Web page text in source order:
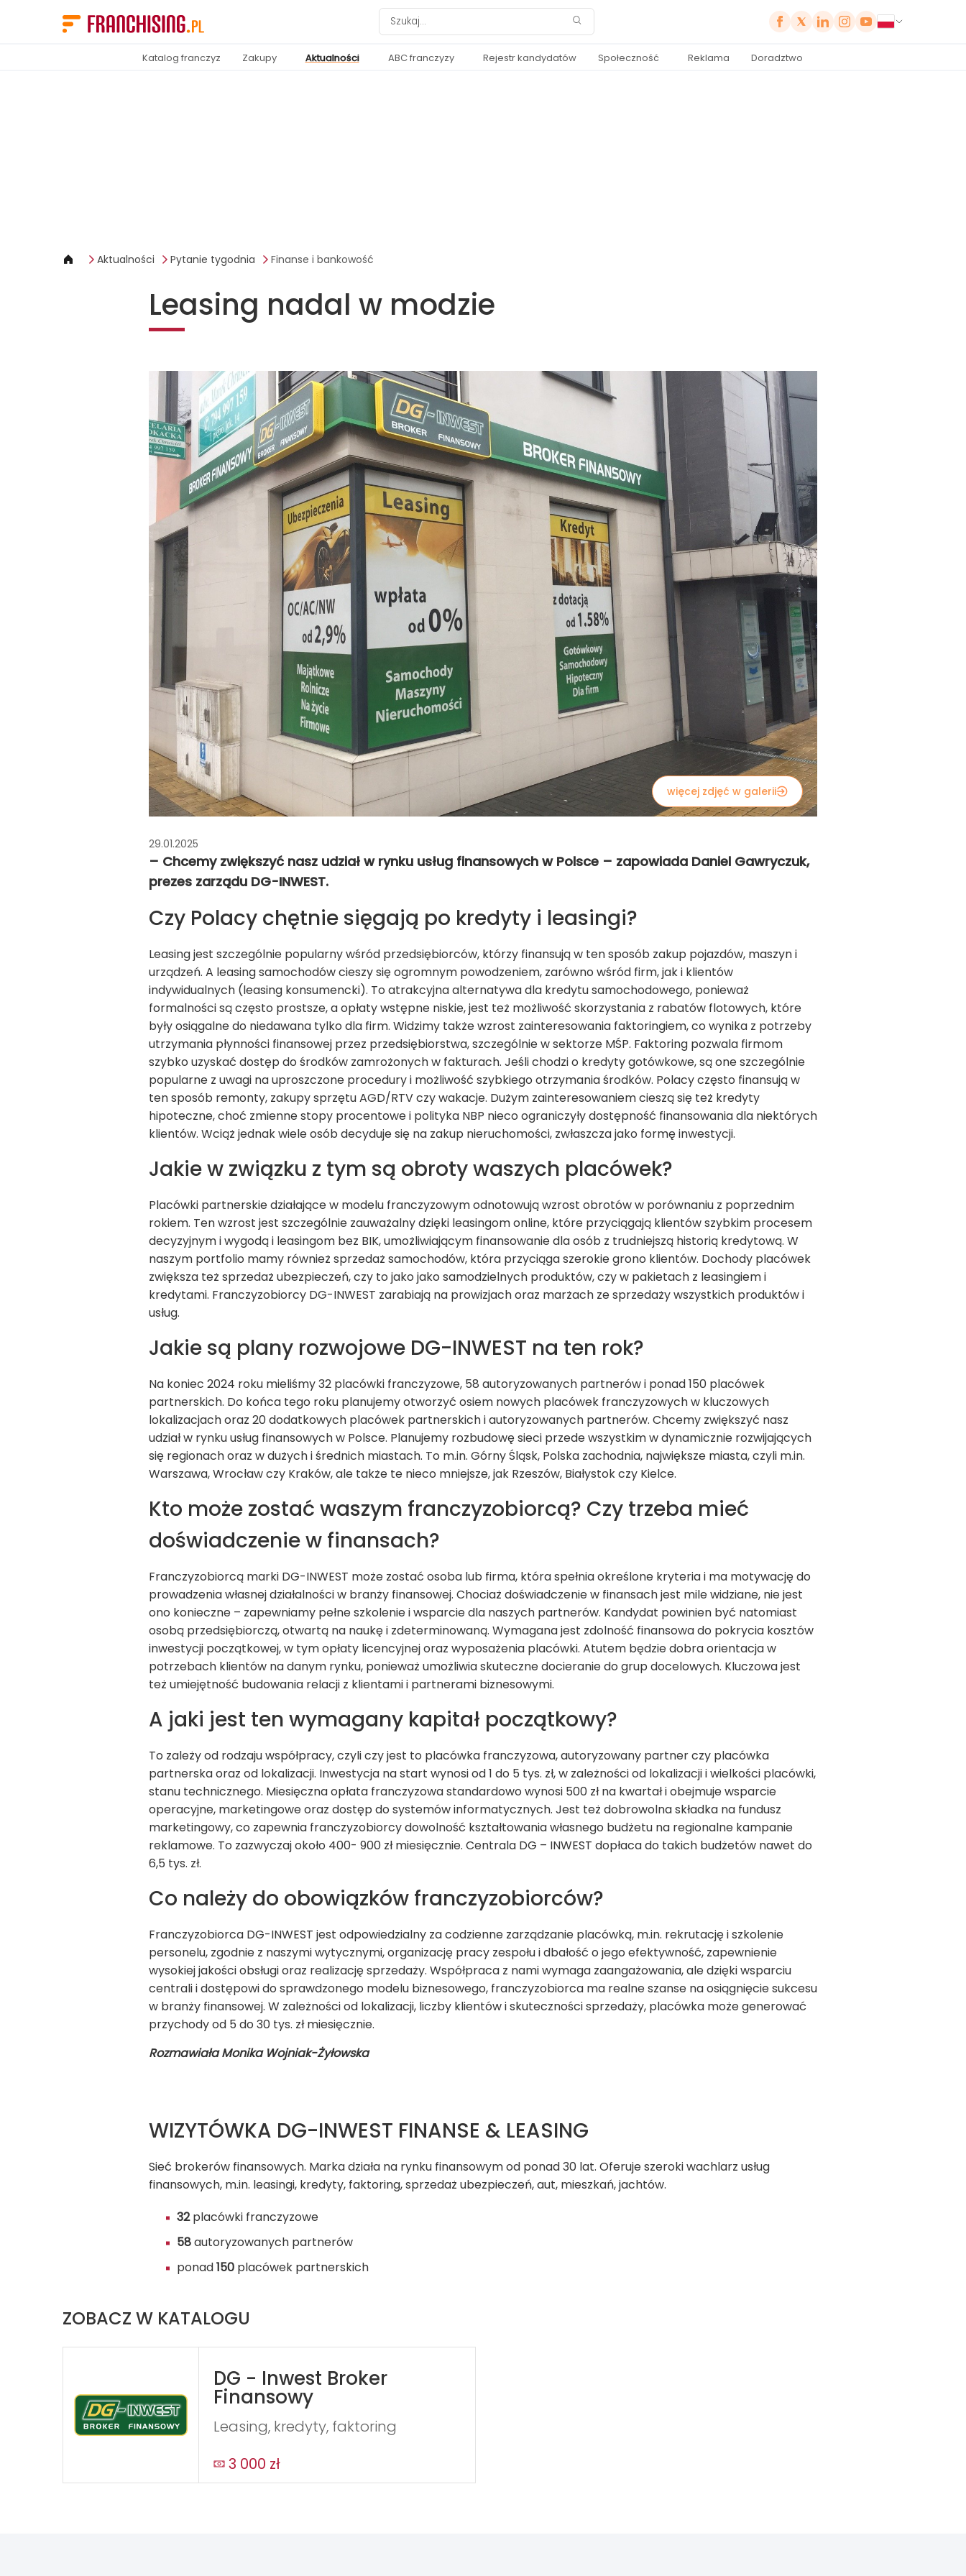
Katalog franczyz Zakupy Aktualności ABC franczyzy Rejestr kandydatów Społeczność Reklama Doradztwo
Aktualności Pytanie tygodnia Finanse i bankowość
Leasing nadal w modzie
więcej zdjęć w galerii
29.01.2025
– Chcemy zwiększyć nasz udział w rynku usług finansowych w Polsce – zapowiada Daniel Gawryczuk,
prezes zarządu DG-INWEST.
Czy Polacy chętnie sięgają po kredyty i leasingi?
Leasing jest szczególnie popularny wśród przedsiębiorców, którzy finansują w ten sposób zakup pojazdów, maszyn i
urządzeń. A leasing samochodów cieszy się ogromnym powodzeniem, zarówno wśród firm, jak i klientów
indywidualnych (leasing konsumencki). To atrakcyjna alternatywa dla kredytu samochodowego, ponieważ
formalności są często prostsze, a opłaty wstępne niskie, jest też możliwość skorzystania z rabatów flotowych, które
były osiągalne do niedawana tylko dla firm. Widzimy także wzrost zainteresowania faktoringiem, co wynika z potrzeby
utrzymania płynności finansowej przez przedsiębiorstwa, szczególnie w sektorze MŚP. Faktoring pozwala firmom
szybko uzyskać dostęp do środków zamrożonych w fakturach. Jeśli chodzi o kredyty gotówkowe, są one szczególnie
popularne z uwagi na uproszczone procedury i możliwość szybkiego otrzymania środków. Polacy często finansują w
ten sposób remonty, zakupy sprzętu AGD/RTV czy wakacje. Dużym zainteresowaniem cieszą się też kredyty
hipoteczne, choć zmienne stopy procentowe i polityka NBP nieco ograniczyły dostępność finansowania dla niektórych
klientów. Wciąż jednak wiele osób decyduje się na zakup nieruchomości, zwłaszcza jako formę inwestycji.
Jakie w związku z tym są obroty waszych placówek?
Placówki partnerskie działające w modelu franczyzowym odnotowują wzrost obrotów w porównaniu z poprzednim
rokiem. Ten wzrost jest szczególnie zauważalny dzięki leasingom online, które przyciągają klientów szybkim procesem
decyzyjnym i wygodą i leasingom bez BIK, umożliwiającym finansowanie dla osób z trudniejszą historią kredytową. W
naszym portfolio mamy również sprzedaż samochodów, która przyciąga szerokie grono klientów. Dochody placówek
zwiększa też sprzedaż ubezpieczeń, czy to jako jako samodzielnych produktów, czy w pakietach z leasingiem i
kredytami. Franczyzobiorcy DG-INWEST zarabiają na prowizjach oraz marżach ze sprzedaży wszystkich produktów i
usług.
Jakie są plany rozwojowe DG-INWEST na ten rok?
Na koniec 2024 roku mieliśmy 32 placówki franczyzowe, 58 autoryzowanych partnerów i ponad 150 placówek
partnerskich. Do końca tego roku planujemy otworzyć osiem nowych placówek franczyzowych w kluczowych
lokalizacjach oraz 20 dodatkowych placówek partnerskich i autoryzowanych partnerów. Chcemy zwiększyć nasz
udział w rynku usług finansowych w Polsce. Planujemy rozbudowę sieci przede wszystkim w dynamicznie rozwijających
się regionach oraz w dużych i średnich miastach. To m.in. Górny Śląsk, Polska zachodnia, największe miasta, czyli m.in.
Warszawa, Wrocław czy Kraków, ale także te nieco mniejsze, jak Rzeszów, Białystok czy Kielce.
Kto może zostać waszym franczyzobiorcą? Czy trzeba mieć
doświadczenie w finansach?
Franczyzobiorcą marki DG-INWEST może zostać osoba lub firma, która spełnia określone kryteria i ma motywację do
prowadzenia własnej działalności w branży finansowej. Chociaż doświadczenie w finansach jest mile widziane, nie jest
ono konieczne – zapewniamy pełne szkolenie i wsparcie dla naszych partnerów. Kandydat powinien być natomiast
osobą przedsiębiorczą, otwartą na naukę i zdeterminowaną. Wymagana jest zdolność finansowa do pokrycia kosztów
inwestycji początkowej, w tym opłaty licencyjnej oraz wyposażenia placówki. Atutem będzie dobra orientacja w
potrzebach klientów na danym rynku, ponieważ umożliwia skuteczne docieranie do grup docelowych. Kluczowa jest
też umiejętność budowania relacji z klientami i partnerami biznesowymi.
A jaki jest ten wymagany kapitał początkowy?
To zależy od rodzaju współpracy, czyli czy jest to placówka franczyzowa, autoryzowany partner czy placówka
partnerska oraz od lokalizacji. Inwestycja na start wynosi od 1 do 5 tys. zł, w zależności od lokalizacji i wielkości placówki,
stanu technicznego. Miesięczna opłata franczyzowa standardowo wynosi 500 zł na kwartał i obejmuje wsparcie
operacyjne, marketingowe oraz dostęp do systemów informatycznych. Jest też dobrowolna składka na fundusz
marketingowy, co zapewnia franczyzobiorcy dowolność kształtowania własnego budżetu na regionalne kampanie
reklamowe. To zazwyczaj około 400- 900 zł miesięcznie. Centrala DG – INWEST dopłaca do takich budżetów nawet do
6,5 tys. zł.
Co należy do obowiązków franczyzobiorców?
Franczyzobiorca DG-INWEST jest odpowiedzialny za codzienne zarządzanie placówką, m.in. rekrutację i szkolenie
personelu, zgodnie z naszymi wytycznymi, organizację pracy zespołu i dbałość o jego efektywność, zapewnienie
wysokiej jakości obsługi oraz realizację sprzedaży. Współpraca z nami wymaga zaangażowania, ale dzięki wsparciu
centrali i dostępowi do sprawdzonego modelu biznesowego, franczyzobiorca ma realne szanse na osiągnięcie sukcesu
w branży finansowej. W zależności od lokalizacji, liczby klientów i skuteczności sprzedaży, placówka może generować
przychody od 5 do 30 tys. zł miesięcznie.
Rozmawiała Monika Wojniak-Żyłowska
WIZYTÓWKA DG-INWEST FINANSE & LEASING
Sieć brokerów finansowych. Marka działa na rynku finansowym od ponad 30 lat. Oferuje szeroki wachlarz usług
finansowych, m.in. leasingi, kredyty, faktoring, sprzedaż ubezpieczeń, aut, mieszkań, jachtów.
32placówki franczyzowe
58autoryzowanych partnerów
ponad150 placówek partnerskich
ZOBACZ W KATALOGU
DG - Inwest Broker
Finansowy
Leasing, kredyty, faktoring
3 000 zł